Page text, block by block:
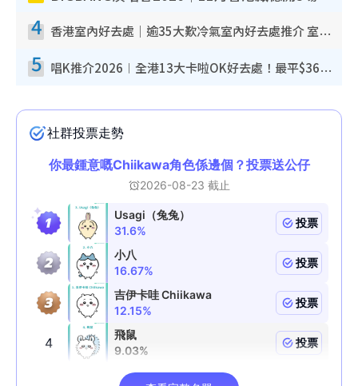
4 香港室內好去處｜逾35大歎冷氣室內好去處推介 室內活動免費避雨無懼落雨
5 唱K推介2026︱全港13大卡啦OK好去處！最平$36起 日文K都有！(附地址+收費詳情)